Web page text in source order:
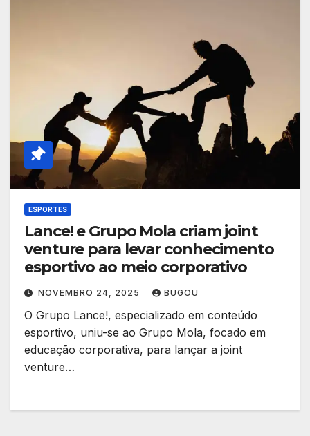
ESPORTES
Lance! e Grupo Mola criam joint
venture para levar conhecimento
esportivo ao meio corporativo
NOVEMBRO 24, 2025 BUGOU
O Grupo Lance!, especializado em conteúdo
esportivo, uniu-se ao Grupo Mola, focado em
educação corporativa, para lançar a joint
venture…